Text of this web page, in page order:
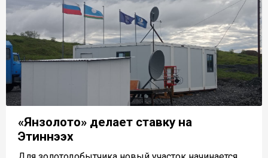
«Янзолото» делает ставку на
Этиннээх